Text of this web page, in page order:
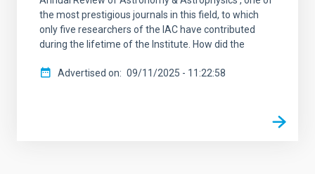
the most prestigious journals in this field, to which
only five researchers of the IAC have contributed
during the lifetime of the Institute. How did the
Advertised on 09/11/2025 - 11:22:58